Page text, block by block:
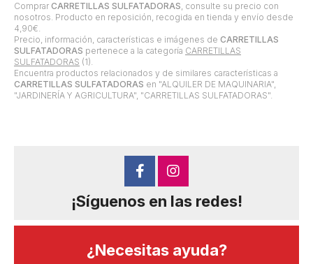
Comprar CARRETILLAS SULFATADORAS, consulte su precio con
nosotros. Producto en reposición, recogida en tienda y envío desde
4,90€.
Precio, información, características e imágenes de CARRETILLAS
SULFATADORAS pertenece a la categoría CARRETILLAS
SULFATADORAS (1).
Encuentra productos relacionados y de similares características a
CARRETILLAS SULFATADORAS en "ALQUILER DE MAQUINARIA",
"JARDINERÍA Y AGRICULTURA", "CARRETILLAS SULFATADORAS".
¡Síguenos en las redes!
¿Necesitas ayuda?